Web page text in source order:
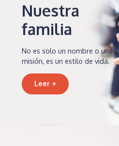
Nuestra
familia
No es solo un nombre o una
misión, es un estilo de vida.
Leer +